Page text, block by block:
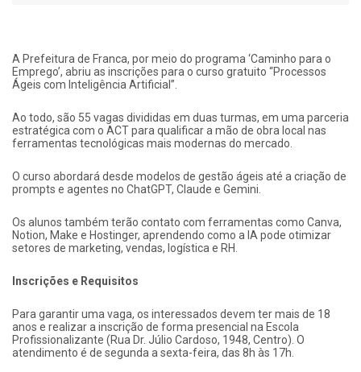
A Prefeitura de Franca, por meio do programa ‘Caminho para o
Emprego’, abriu as inscrições para o curso gratuito “Processos
Ágeis com Inteligência Artificial”.
Ao todo, são 55 vagas divididas em duas turmas, em uma parceria
estratégica com o ACT para qualificar a mão de obra local nas
ferramentas tecnológicas mais modernas do mercado.
O curso abordará desde modelos de gestão ágeis até a criação de
prompts e agentes no ChatGPT, Claude e Gemini.
Os alunos também terão contato com ferramentas como Canva,
Notion, Make e Hostinger, aprendendo como a IA pode otimizar
setores de marketing, vendas, logística e RH.
Inscrições e Requisitos
Para garantir uma vaga, os interessados devem ter mais de 18
anos e realizar a inscrição de forma presencial na Escola
Profissionalizante (Rua Dr. Júlio Cardoso, 1948, Centro). O
atendimento é de segunda a sexta-feira, das 8h às 17h.